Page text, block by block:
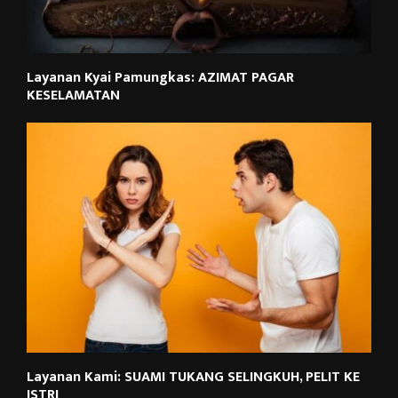
Layanan Kyai Pamungkas: AZIMAT PAGAR
KESELAMATAN
Layanan Kami: SUAMI TUKANG SELINGKUH, PELIT KE